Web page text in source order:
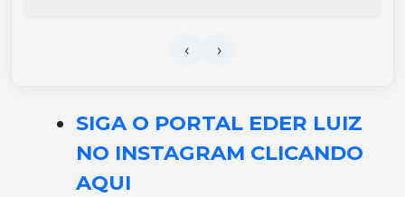
SIGA O PORTAL EDER LUIZ
NO INSTAGRAM CLICANDO
AQUI